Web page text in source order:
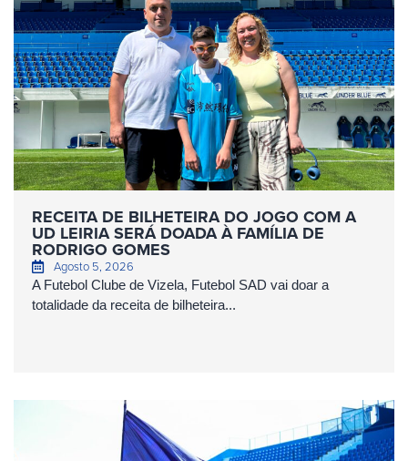
RECEITA DE BILHETEIRA DO JOGO COM A
UD LEIRIA SERÁ DOADA À FAMÍLIA DE
RODRIGO GOMES
Agosto 5, 2026
A Futebol Clube de Vizela, Futebol SAD vai doar a
totalidade da receita de bilheteira...